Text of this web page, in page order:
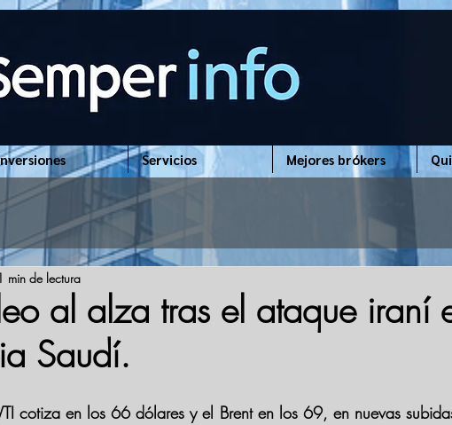
Servicios Mejores brókers
al alza tras el ataque iraní
Saudí.
min de lectura
cotiza en los 66 dólares y el Brent en los 69, en nuevas